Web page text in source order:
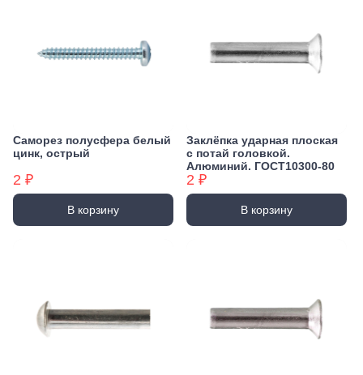
Саморез полусфера белый
цинк, острый
2 ₽
В корзину
Заклёпка ударная плоская
с потай головкой.
Алюминий. ГОСТ10300-80
2 ₽
В корзину